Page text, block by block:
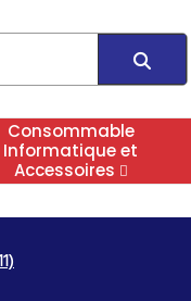
Consommable
Informatique et
Accessoires